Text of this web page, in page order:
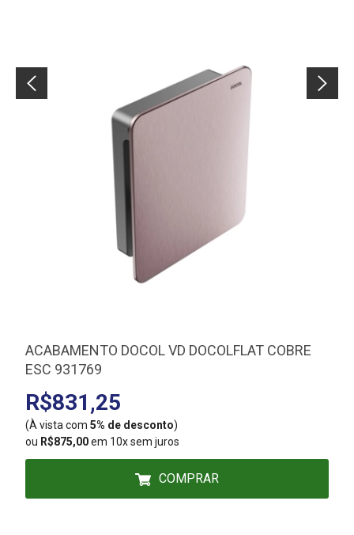
ACABAMENTO DOCOL VD DOCOLFLAT COBRE
ESC 931769
R$831,25
(À vista com 5% de desconto)
ou R$875,00em 10x sem juros
COMPRAR